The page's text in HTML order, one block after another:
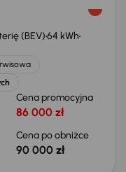
(BEV)64 kWh
Cena promocyjna
86 000 zł
Cena po obniżce
90 000 zł